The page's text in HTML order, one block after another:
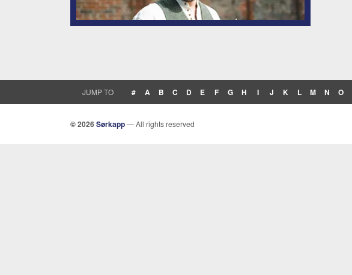
JUMP TO # A B C D E F G H I J K L M N O
© 2026Sørkapp— All rights reserved